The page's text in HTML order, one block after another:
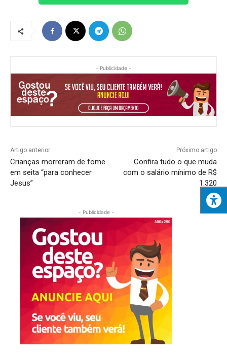
- Publicidade -
Artigo anterior
Crianças morreram de fome
em seita “para conhecer
Jesus”
Próximo artigo
Confira tudo o que muda
com o salário mínimo de R$
1.320
- Publicidade -